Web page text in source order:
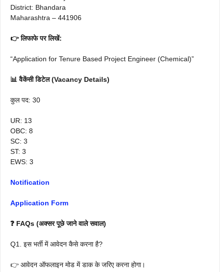
District: Bhandara
Maharashtra – 441906
👉 लिफाफे पर लिखें:
“Application for Tenure Based Project Engineer (Chemical)”
📊 वैकेंसी डिटेल (Vacancy Details)
कुल पद: 30
UR: 13
OBC: 8
SC: 3
ST: 3
EWS: 3
Notification
Application Form
❓ FAQs (अक्सर पूछे जाने वाले सवाल)
Q1. इस भर्ती में आवेदन कैसे करना है?
👉 आवेदन ऑफलाइन मोड में डाक के जरिए करना होगा।